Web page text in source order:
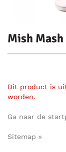
Mish
Dit product is
worden.
Ga naar de
Sitemap »